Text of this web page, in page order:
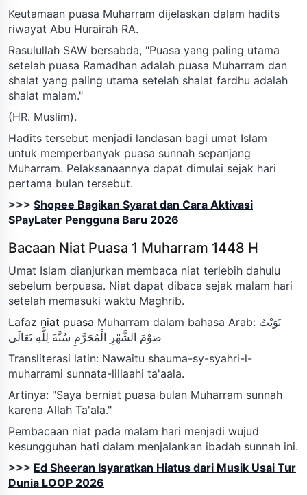
Keutamaan puasa Muharram dijelaskan dalam hadits
riwayat Abu Hurairah RA.
Rasulullah SAW bersabda, "Puasa yang paling utama
setelah puasa Ramadhan adalah puasa Muharram dan
shalat yang paling utama setelah shalat fardhu adalah
shalat malam."
(HR. Muslim).
Hadits tersebut menjadi landasan bagi umat Islam
untuk memperbanyak puasa sunnah sepanjang
Muharram. Pelaksanaannya dapat dimulai sejak hari
pertama bulan tersebut.
>>> Shopee Bagikan Syarat dan Cara Aktivasi
SPayLater Pengguna Baru 2026
Bacaan Niat Puasa 1 Muharram 1448 H
Umat Islam dianjurkan membaca niat terlebih dahulu
sebelum berpuasa. Niat dapat dibaca sejak malam hari
setelah memasuki waktu Maghrib.
Lafaz niat puasa Muharram dalam bahasa Arab: نَوَيْتُ
صَوْمَ الشَّهْرِ الْمُحَرَّمِ سُنَّةَ لِلَّهِ تَعَالَى
Transliterasi latin: Nawaitu shauma-sy-syahri-l-
muharrami sunnata-lillaahi ta'aala.
Artinya: "Saya berniat puasa bulan Muharram sunnah
karena Allah Ta'ala."
Pembacaan niat pada malam hari menjadi wujud
kesungguhan hati dalam menjalankan ibadah sunnah ini.
>>> Ed Sheeran Isyaratkan Hiatus dari Musik Usai Tur
Dunia LOOP 2026